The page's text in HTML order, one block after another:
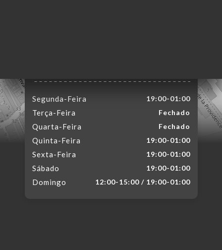
Segunda-Feira 19:00-01:00
Terça-Feira Fechado
Quarta-Feira Fechado
Quinta-Feira 19:00-01:00
Sexta-Feira 19:00-01:00
Sábado 19:00-01:00
Domingo 12:00-15:00 / 19:00-01:00